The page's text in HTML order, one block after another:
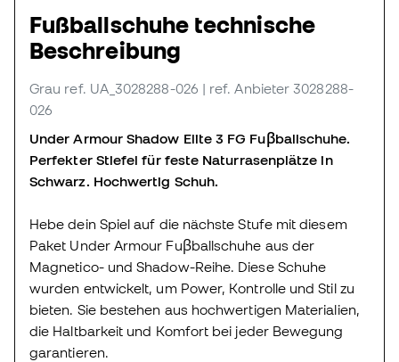
Fußballschuhe technische
Beschreibung
Grau ref. UA_3028288-026 | ref. Anbieter 3028288-
026
Under Armour Shadow Elite 3 FG Fuβballschuhe.
Perfekter Stiefel für feste Naturrasenplätze in
Schwarz. Hochwertig Schuh.
Hebe dein Spiel auf die nächste Stufe mit diesem
Paket Under Armour Fuβballschuhe aus der
Magnetico- und Shadow-Reihe. Diese Schuhe
wurden entwickelt, um Power, Kontrolle und Stil zu
bieten. Sie bestehen aus hochwertigen Materialien,
die Haltbarkeit und Komfort bei jeder Bewegung
garantieren.